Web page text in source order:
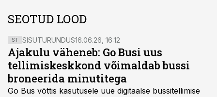
SEOTUD LOOD
ST SISUTURUNDUS16.06.26, 16:12
Ajakulu väheneb: Go Busi uus
tellimiskeskkond võimaldab bussi
broneerida minutitega
Go Bus võttis kasutusele uue digitaalse bussitellimise